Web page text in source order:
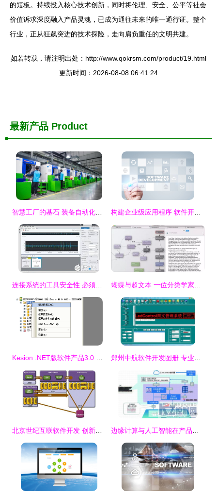
的短板。持续投入核心技术创新，同时将伦理、安全、公平等社会
价值诉求深度融入产品灵魂，已成为通往未来的唯一通行证。整个
行业，正从狂飙突进的技术探险，走向肩负重任的文明共建。
如若转载，请注明出处：http://www.qokrsm.com/product/19.html
更新时间：2026-08-08 06:41:24
最新产品 Product